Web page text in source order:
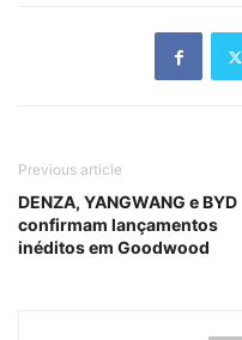
Previous article
DENZA, YANGWANG e BYD
confirmam lançamentos
inéditos em Goodwood